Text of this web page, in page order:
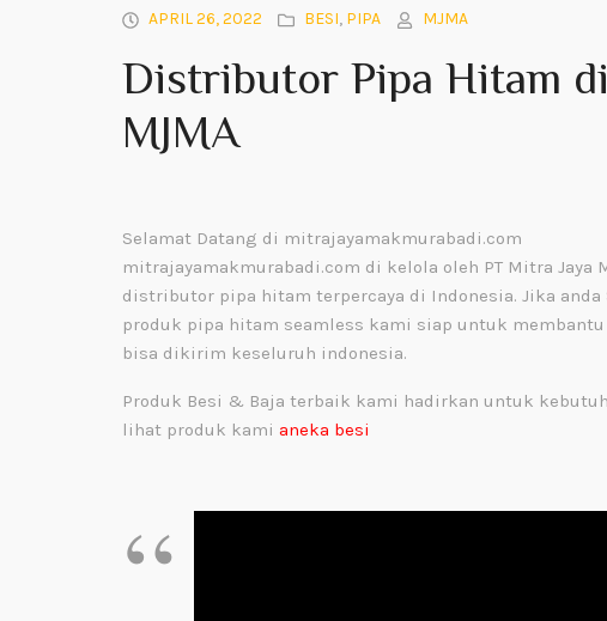
APRIL 26, 2022 BESI, PIPA MJMA
Distributor Pipa Hitam
MJMA
Selamat Datang di mitrajayamakmurabadi.com
mitrajayamakmurabadi.com di kelola oleh PT Mitra Jaya
distributor pipa hitam terpercaya di Indonesia. Jika
produk pipa hitam seamless kami siap untuk
bisa dikirim keseluruh indonesia.
Produk Besi & Baja terbaik kami hadirkan untuk
lihat produk kami aneka besi